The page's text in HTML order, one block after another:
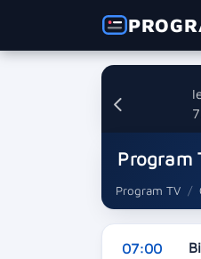
Program
Program TV
07:00